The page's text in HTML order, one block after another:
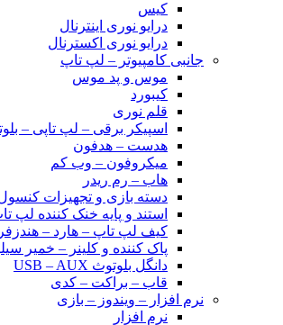
کیس
درایو نوری اینترنال
درایو نوری اکسترنال
جانبی کامپیوتر – لپ تاپ
موس و پد موس
کیبورد
قلم نوری
اسپیکر برقی – لپ تاپی –
هدست – هدفون
میکروفون – وب کم
هاب – رم ریدر
دسته بازی و تجهیزات
استند و پایه خنک کننده لپ
کیف لپ تاپ – هارد –
پاک کننده و کلینر – خمیر
دانگل بلوتوث USB – AUX
قاب – براکت – کدی
نرم افزار – ویندوز – بازی
نرم افزار